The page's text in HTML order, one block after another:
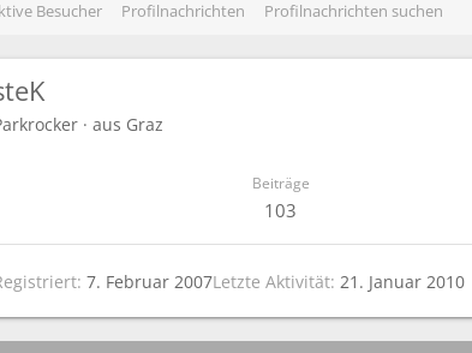
Besucher Profilnachrichten Profilnachrichten suchen
· aus Graz
Beiträge
103
7. Februar 2007Letzte Aktivität 21. Januar 2010